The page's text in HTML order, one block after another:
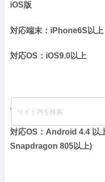
iOS版
対応端末：iPhone6S以上
対応OS：iOS9.0以上
Android版
対応OS：Android 4.4 以
Snapdragon 805以上)